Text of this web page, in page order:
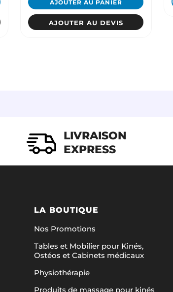
AJOUTER AU PANIER
AJOUTER AU DEVIS
LIVRAISON
EXPRESS
LA BOUTIQUE
Nos Promotions
Tables et Mobilier pour Kinés,
Ostéos et Cabinets médicaux
Physiothérapie
Produits de massage pour kinés